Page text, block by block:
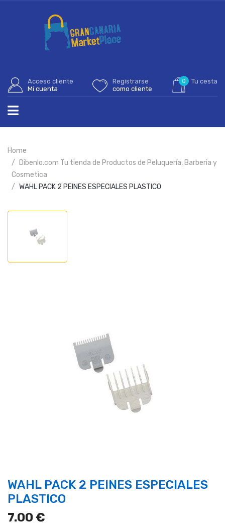
Acceso cliente
Mi cuenta
Registrarse
como cliente
0 Tu cesta
Home
Dibenlo.com Tu tienda de Productos de Peluquería, Barberia y
Cosmetica
WAHL PACK 2 PEINES ESPECIALES PLASTICO
WAHL PACK 2 PEINES ESPECIALES
PLASTICO
7.00 €